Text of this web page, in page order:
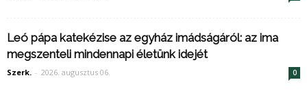
Leó pápa katekézise az egyház imádságáról: az ima
megszenteli mindennapi életünk idejét
Szerk. - 2026. augusztus 06. 0